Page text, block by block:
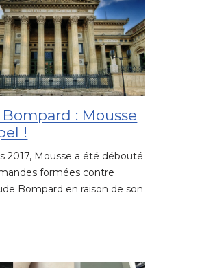
: Mousse
!
2017, Mousse a été débouté
formées contre
Bompard en raison de son